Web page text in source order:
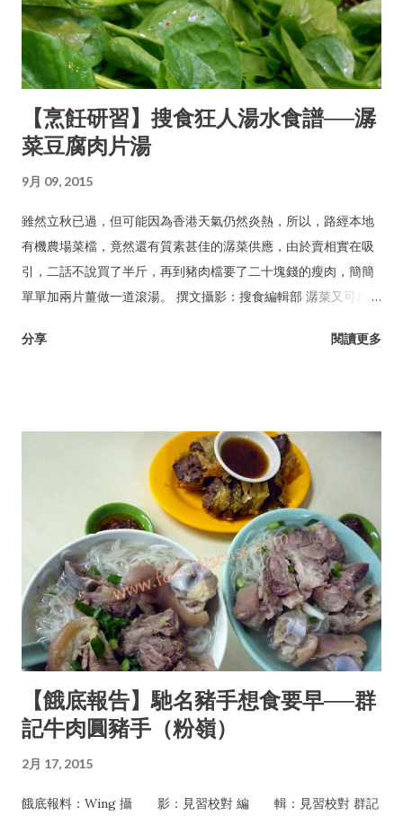
【烹飪研習】搜食狂人湯水食譜──潺
菜豆腐肉片湯
9月 09, 2015
雖然立秋已過，但可能因為香港天氣仍然炎熱，所以，路經本地
有機農場菜檔，竟然還有質素甚佳的潺菜供應，由於賣相實在吸
引，二話不說買了半斤，再到豬肉檔要了二十塊錢的瘦肉，簡簡
單單加兩片薑做一道滾湯。 撰文攝影：搜食編輯部 潺菜又可稱木
分享 閱讀更多
【餓底報告】馳名豬手想食要早──群
記牛肉圓豬手（粉嶺）
2月 17, 2015
餓底報料：Wing 攝 影：見習校對 編 輯：見習校對 群記